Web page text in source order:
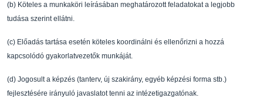
(b) Köteles a munkaköri leírásában meghatározott feladatokat a legjobb
tudása szerint ellátni.
(c) El őadás tartása esetén köteles koordinálni és ellenőrizni a hozzá
kapcsolódó gyakorlatvezetők munkáját.
(d) Jogosult a képzés (tanterv, új szakirány, egyéb képzési forma stb.)
fejlesztésére irányuló javaslatot tenni az intézetigazgatónak.